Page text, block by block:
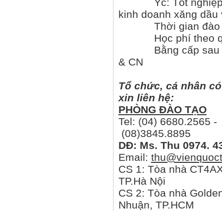
kinh doanh xăng dầu
Thời gian đào
Học phí theo quy
Bằng cấp sau khi
& CN
Tổ chức, cá nhân
xin liên hệ:
PHÒNG ĐÀO TẠO
Tel: (04) 6680.2565
(08)3845.8895
DĐ: Ms. Thu 0974.
Email:
CS 1: Tòa nhà
TP.Hà Nội
CS 2: Tòa nhà
Nhuận, TP.HCM